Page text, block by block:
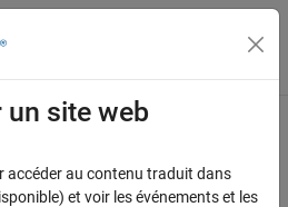
l'affichage du menu
un site web
accéder au contenu traduit dans
et voir les événements et les